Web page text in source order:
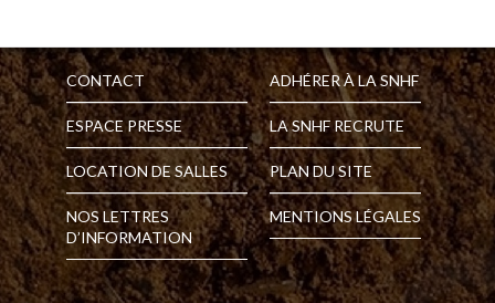
CONTACT
ESPACE PRESSE
LOCATION DE SALLES
NOS LETTRES
D’INFORMATION
ADHÉRER À LA SNHF
LA SNHF RECRUTE
PLAN DU SITE
MENTIONS LÉGALES